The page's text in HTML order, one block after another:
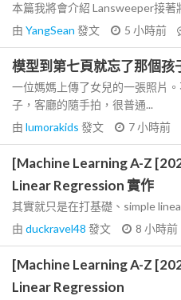
本篇我將會介紹 Lansweeper接著
由 YangSean 發文 5 小時前
模型到第七頁就忘了那個孩
一位媽媽上傳了女兒的一張照片
子，客廳的隨手拍，很普通...
由 lumorakids 發文 7 小時前
[Machine Learning A-Z
Linear Regression 實作
其實就只是在打基礎、simple
由 duckravel48 發文 8 小時前
[Machine Learning A-Z
Linear Regression